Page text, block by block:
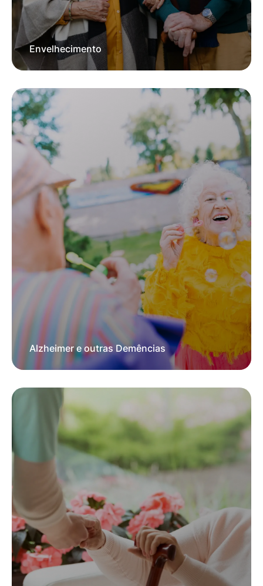
Envelhecimento
Alzheimer e outras Demências